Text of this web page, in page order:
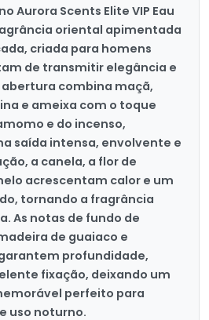
Aurora Scents Elite VIP Eau
oriental apimentada
criada para homens
de transmitir elegância e
combina maçã,
e ameixa com o toque
e do incenso,
saída intensa, envolvente e
a canela, a flor de
acrescentam calor e um
tornando a fragrância
As notas de fundo de
de guaiaco e
profundidade,
fixação, deixando um
perfeito para
uso noturno.